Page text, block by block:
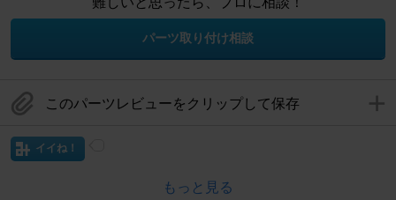
パーツ取り付け相談
このパーツレビューをクリップして保存
イイね！
もっと見る